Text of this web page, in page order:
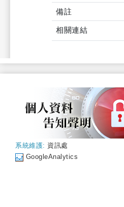
備註
相關連結
系統維護: 資訊處
GoogleAnalytics